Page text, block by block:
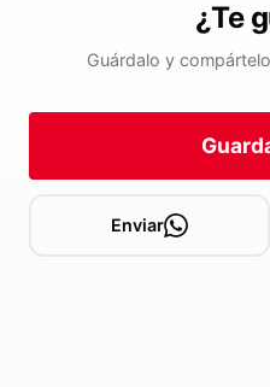
¿Te
Guárdalo y
Enviar